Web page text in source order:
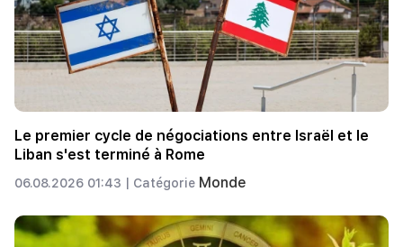
Le premier cycle de négociations entre Israël et le
Liban s'est terminé à Rome
06.08.2026 01:43 | Catégorie Monde